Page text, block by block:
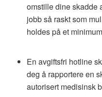
omstille dine skadde
jobb så raskt som
holdes på et
En avgiftsfri hotline
deg å rapportere en
autorisert medisinsk